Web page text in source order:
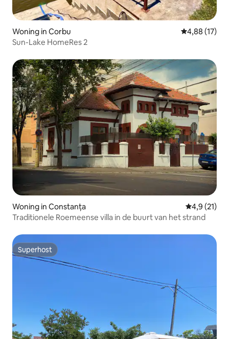
Woning in Corbu Gemiddelde
4,88 (17)
Sun-Lake HomeRes 2
Woning in Constanța
4,9 (21)
Traditionele Roemeense villa in de buurt van het strand
Superhost
Superhost